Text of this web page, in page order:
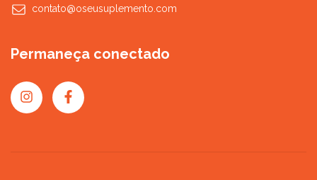
contato@oseusuplemento.com
Permaneça conectado